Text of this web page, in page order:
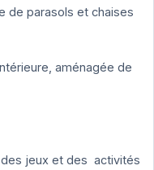
de parasols et chaises
aménagée de
des jeux et des activités